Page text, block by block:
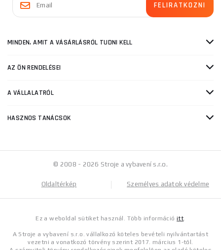
MINDEN, AMIT A VÁSÁRLÁSRÓL TUDNI KELL
AZ ÖN RENDELÉSEI
A VÁLLALATRÓL
HASZNOS TANÁCSOK
© 2008 - 2026 Stroje a vybavení s.r.o.
Oldaltérkép Személyes adatok védelme
Ez a weboldal sütiket használ. Több információitt.
A Stroje a vybavení s.r.o. vállalkozó köteles bevételi nyilvántartást
vezetni a vonatkozó törvény szerint 2017. március 1-től.